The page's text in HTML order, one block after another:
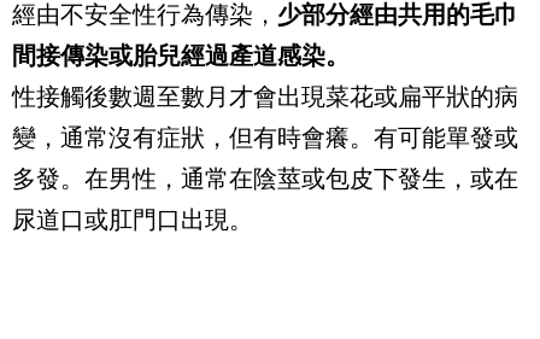
經由不安全性行為傳染， 少部分經由共用的毛巾
間接傳染或胎兒經過產道感染。
性接觸後數週至數月才會出現菜花或扁平狀的病
變，通常沒有症狀，但有時會癢。有可能單發或
多發。在男性，通常在陰莖或包皮下發生，或在
尿道口或肛門口出現。